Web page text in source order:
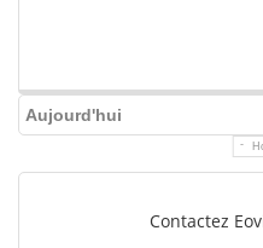
Aujourd'hui
Contactez